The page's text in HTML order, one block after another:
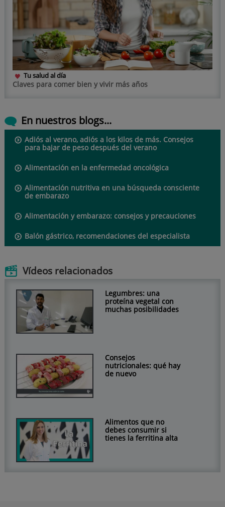
Tu salud al día
Claves para comer bien y vivir más años
En nuestros blogs...
Adiós al verano, adiós a los kilos de más. Consejos
para bajar de peso después del verano
Alimentación en la enfermedad oncológica
Alimentación nutritiva en una búsqueda consciente
de embarazo
Alimentación y embarazo: consejos y precauciones
Balón gástrico, recomendaciones del especialista
Vídeos relacionados
Legumbres: una
proteína vegetal con
muchas posibilidades
Consejos
nutricionales: qué hay
de nuevo
Alimentos que no
debes consumir si
tienes la ferritina alta